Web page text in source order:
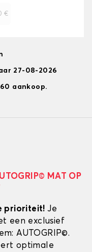
€
27-08-2026
aankoop.
MAT OP
prioriteit!Je
een exclusief
AUTOGRIP©.
optimale